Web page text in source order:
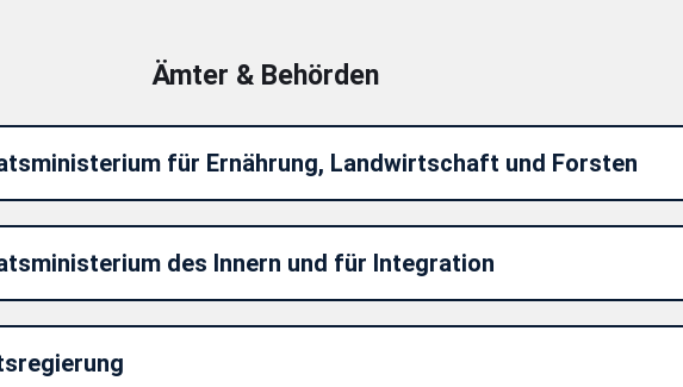
Ämter & Behörden
für Ernährung, Landwirtschaft und Forsten
des Innern und für Integration